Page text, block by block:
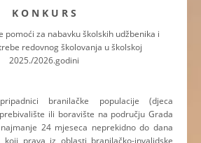
K O N K U R S
pomoći za nabavku školskih udžbenika i
redovnog školovanja u školskoj
2025./2026.godini
branilačke populacije (djeca
ili boravište na području Grada
24 mjeseca neprekidno do dana